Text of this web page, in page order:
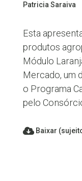
Patricia Saraiva
Esta
produtos
Módulo
Mercado, um
o Programa
pelo
Baixar